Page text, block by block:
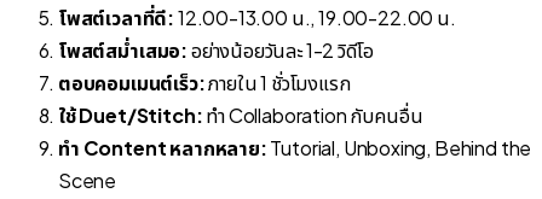
โพสต์เวลาที่ดี:12.00-13.00 น., 19.00-22.00 น.
โพสต์สม่ำเสมอ:อย่างน้อยวันละ 1-2 วิดีโอ
ตอบคอมเมนต์เร็ว:ภายใน 1 ชั่วโมงแรก
ใช้ Duet/Stitch:ทำ Collaboration กับคนอื่น
ทำ Content หลากหลาย:Tutorial, Unboxing, Behind the
Scene